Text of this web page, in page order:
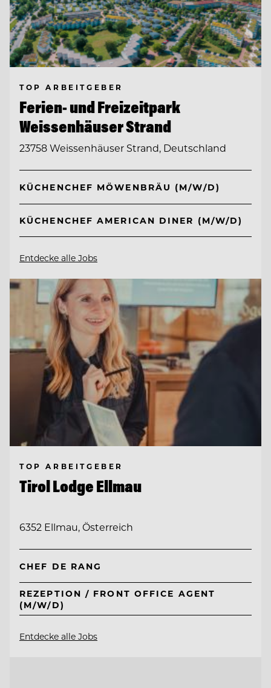
TOP ARBEITGEBER
Ferien- und Freizeitpark
Weissenhäuser Strand
23758 Weissenhäuser Strand, Deutschland
KÜCHENCHEF MÖWENBRÄU (M/W/D)
KÜCHENCHEF AMERICAN DINER (M/W/D)
Entdecke alle Jobs
TOP ARBEITGEBER
Tirol Lodge Ellmau
6352 Ellmau, Österreich
CHEF DE RANG
REZEPTION / FRONT OFFICE AGENT
(M/W/D)
Entdecke alle Jobs